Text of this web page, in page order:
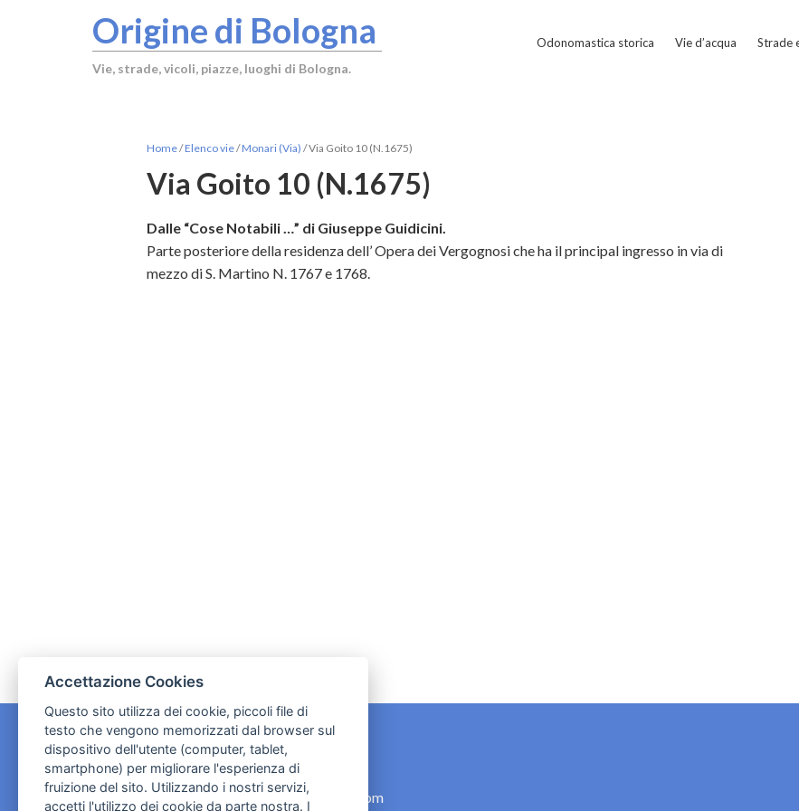
Origine di Bologna
Vie, strade, vicoli, piazze, luoghi di Bologna.
Odonomastica storica Vie d’acqua Strade
Home/Elenco vie/Monari (Via) /Via Goito 10 (N.1675)
Via Goito 10 (N.1675)
Dalle “Cose Notabili …” di Giuseppe Guidicini.
Parte posteriore della residenza dell’ Opera dei Vergognosi che ha il principal ingresso in via di
mezzo di S. Martino N. 1767 e 1768.
CONTATTI
contact.originebologna@gmail.com
Accettazione Cookies
Questo sito utilizza dei cookie, piccoli file di
testo che vengono memorizzati dal browser sul
dispositivo dell'utente (computer, tablet,
smartphone) per migliorare l'esperienza di
fruizione del sito. Utilizzando i nostri servizi,
accetti l'utilizzo dei cookie da parte nostra. I